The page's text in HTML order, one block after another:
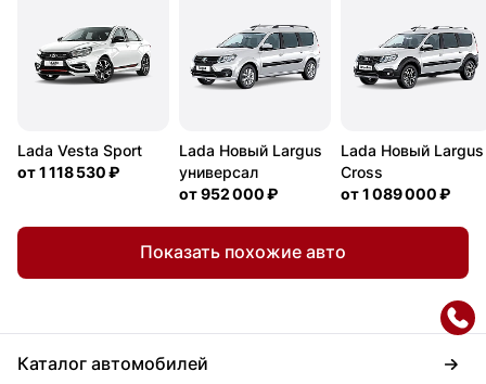
Lada Vesta Sport
от1 118 530 ₽
Lada Новый Largus
универсал
от952 000 ₽
Lada Новый Largus
Cross
от1 089 000 ₽
Показать похожие авто
Каталог автомобилей